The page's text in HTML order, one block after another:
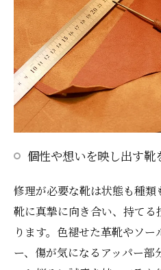
個性や想いを映し出す靴
修理が必要な靴は状態も種
靴に真摯に向き合い、持て
ります。色褪せた革靴やソ
ー、傷が気になるアッパー部